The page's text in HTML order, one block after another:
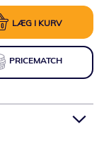
LÆG I KURV
PRICEMATCH